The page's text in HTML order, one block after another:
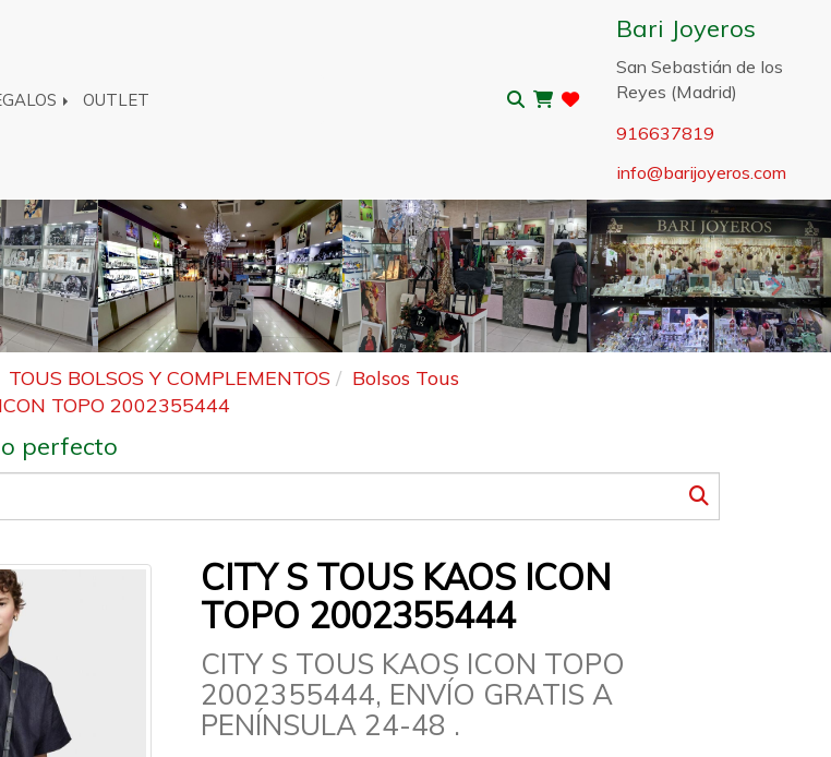
OUTLET
Bari Joyeros
San Sebastián de los
Reyes (Madrid)
916637819
info
barijoyeros.com
TOUS BOLSOS Y COMPLEMENTOS
Bolsos Tous
TOPO 2002355444
perfecto
CITY S TOUS KAOS ICON
TOPO 2002355444
CITY S TOUS KAOS ICON TOPO
2002355444, ENVÍO GRATIS A
PENÍNSULA 24-48 .